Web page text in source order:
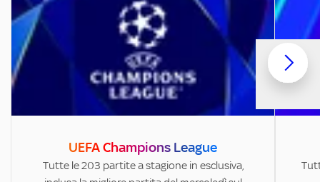
UEFA Champions League
Tutte le 203 partite a stagione in esclusiva,